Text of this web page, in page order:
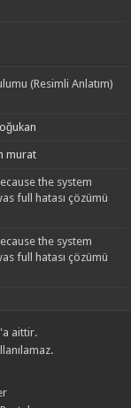
(Resimli Anlatım)
murat
the system
full hatası çözümü
the system
full hatası çözümü
aittir.